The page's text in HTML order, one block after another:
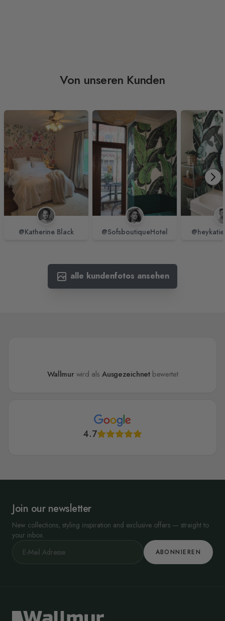
Von unseren Kunden
@Katherine Black @SofsboutiqueHotel
alle kundenfotos ansehen
Wallmur wird alsAusgezeichnetbewertet
4.7
Join our newsletter
New collections, styling inspiration and exclusive offers — straight to
your inbox.
ABONNIEREN